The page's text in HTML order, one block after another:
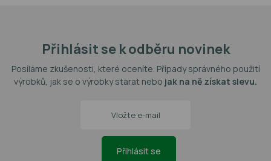
Přihlásit se k odběru novinek
Posíláme zkušenosti, které oceníte. Případy správného použití
výrobků, jak se o výrobky starat nebo jak na ně získat slevu.
Přihlásit se